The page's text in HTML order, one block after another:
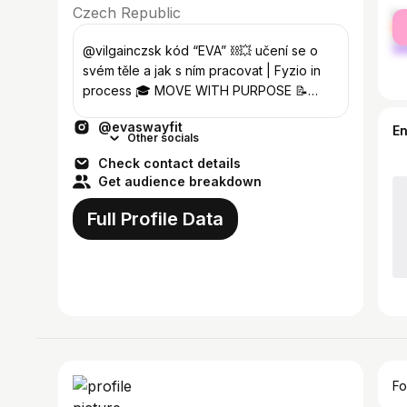
Czech Republic
@vilgainczsk kód “EVA” ⛓️‍💥 učení se o
svém těle a jak s ním pracovat | Fyzio in
process 🎓 MOVE WITH PURPOSE 📝
@evaswayfit
Other socials
Check contact details
Get audience breakdown
Full Profile Data